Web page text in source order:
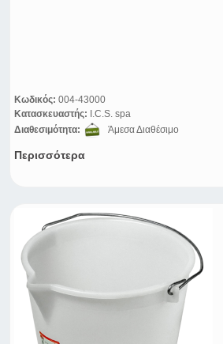
Κωδικός: 004-43000
Κατασκευαστής: I.C.S. spa
Διαθεσιμότητα:
Άμεσα Διαθέσιμο
Περισσότερα